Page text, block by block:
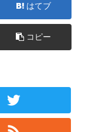
はてブ
コピー